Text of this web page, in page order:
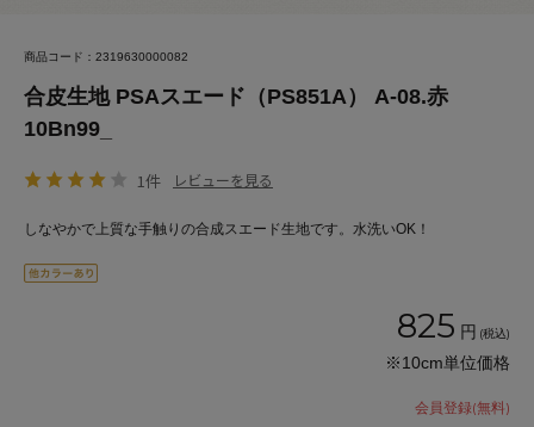
商品コード：2319630000082
合皮生地 PSAスエード（PS851A） A-08.赤
10Bn99_
1件 レビューを見る
しなやかで上質な手触りの合成スエード生地です。水洗いOK！
825 円 (税込)
※10cm単位価格
会員登録(無料)